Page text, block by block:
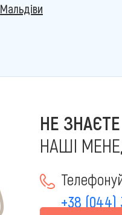
Мальдіви
НЕ
НАШІ
+38 (044)